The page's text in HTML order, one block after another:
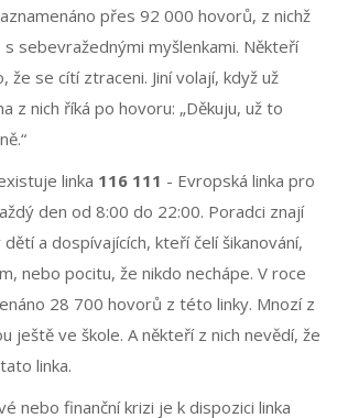
přes 92 000 hovorů, z nichž
sebevražednými myšlenkami. Někteří
že se cítí ztraceni. Jiní volají, když už
z nich říká po hovoru: „Děkuju, už to
linka 116 111 - Evropská linka pro
den od 8:00 do 22:00. Poradci znají
a dospívajících, kteří čelí šikanování,
nebo pocitu, že nikdo nechápe. V roce
28 700 hovorů z této linky. Mnozí z
ještě ve škole. A někteří z nich nevědí, že
linka.
nebo finanční krizi je k dispozici linka